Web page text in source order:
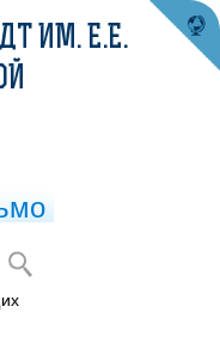
учебного
ИМ. Е.Е.